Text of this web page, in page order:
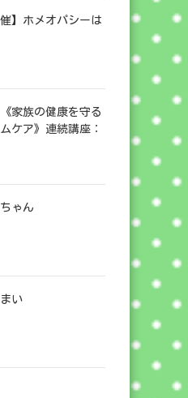
】ホメオパシーは
家族の健康を守る
ケア》連続講座：
ゃん
い